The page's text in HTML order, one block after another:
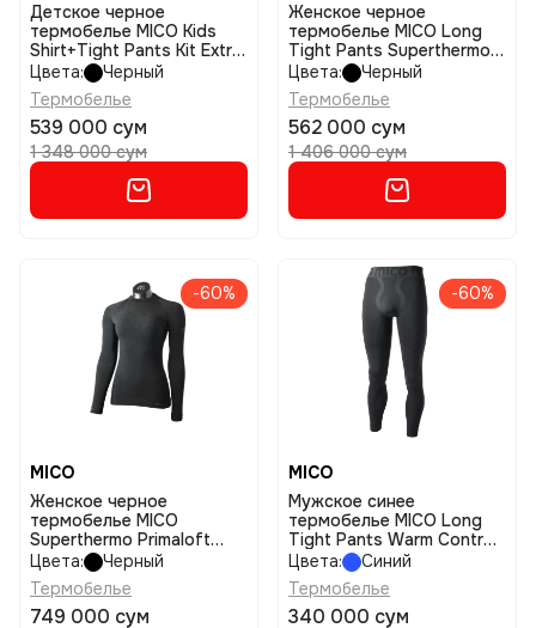
Детское черное
термобелье MICO Kids
Shirt+Tight Pants Kit Extra
Rry размер iii
Цвета:
Черный
Термобелье
539 000 сум
1 348 000 сум
Женское черное
термобелье MICO Long
Tight Pants Superthermo
Primaloft размер ii
Цвета:
Черный
Термобелье
562 000 сум
1 406 000 сум
-60%
MICO
Женское черное
термобелье MICO
Superthermo Primaloft
Skintech размер ii
Цвета:
Черный
Термобелье
749 000 сум
-60%
MICO
Мужское синее
термобелье MICO Long
Tight Pants Warm Control
размер ii
Цвета:
Синий
Термобелье
340 000 сум